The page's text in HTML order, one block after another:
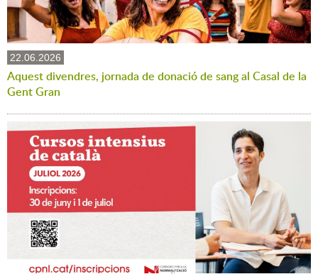
22.06.2026
Aquest divendres, jornada de donació de sang al Casal de la
Gent Gran